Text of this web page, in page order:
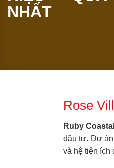
Rose
Ruby
đầu tư. Dự
và hệ tiện ích